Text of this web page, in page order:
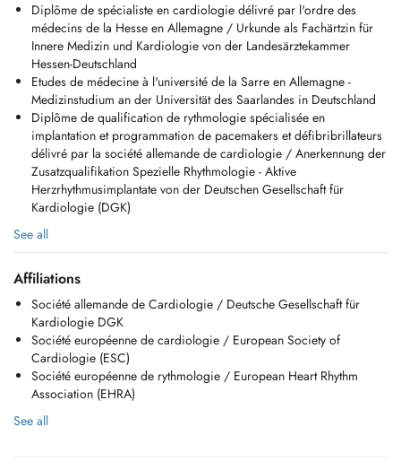
Diplôme de spécialiste en cardiologie délivré par l'ordre des
médecins de la Hesse en Allemagne / Urkunde als Fachärtzin für
Innere Medizin und Kardiologie von der Landesärztekammer
Hessen-Deutschland
Etudes de médecine à l'université de la Sarre en Allemagne -
Medizinstudium an der Universität des Saarlandes in Deutschland
Diplôme de qualification de rythmologie spécialisée en
implantation et programmation de pacemakers et défibribrillateurs
délivré par la société allemande de cardiologie / Anerkennung der
Zusatzqualifikation Spezielle Rhythmologie - Aktive
Herzrhythmusimplantate von der Deutschen Gesellschaft für
Kardiologie (DGK)
See all
Affiliations
Société allemande de Cardiologie / Deutsche Gesellschaft für
Kardiologie DGK
Société européenne de cardiologie / European Society of
Cardiologie (ESC)
Société européenne de rythmologie / European Heart Rhythm
Association (EHRA)
See all